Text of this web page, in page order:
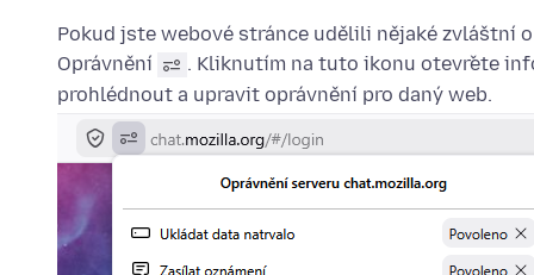
Pokud jste webové stránce udělili nějaké zvláštní
Oprávnění
. Kliknutím na tuto ikonu otevřete
prohlédnout a upravit oprávnění pro daný web.